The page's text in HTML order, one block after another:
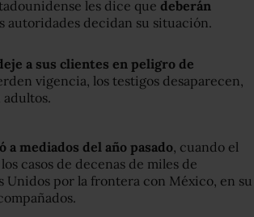
les dice que deberán
autoridades decidan su situación.
a sus clientes en peligro de
vigencia, los testigos desaparecen,
adultos.
a mediados del año pasado, cuando el
casos de decenas de miles de
Unidos por la frontera con México, en su